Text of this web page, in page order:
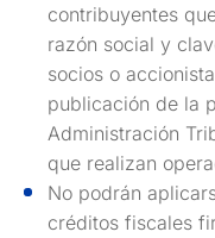
contribuyentes
razón social y
socios o
publicación de la
Administración
que realizan
No podrán
créditos fiscales